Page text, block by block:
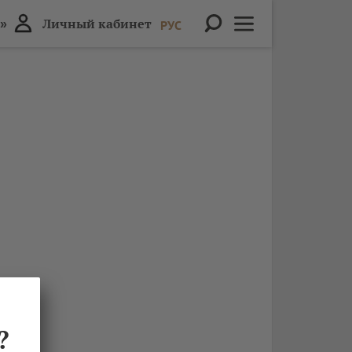
Личный кабинет РУС